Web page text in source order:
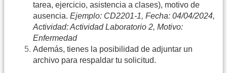
tarea, ejercicio, asistencia a clases), motivo de
ausencia. Ejemplo: CD2201-1, Fecha: 04/04/2024,
Actividad: Actividad Laboratorio 2, Motivo:
Enfermedad
Además, tienes la posibilidad de adjuntar un
archivo para respaldar tu solicitud.